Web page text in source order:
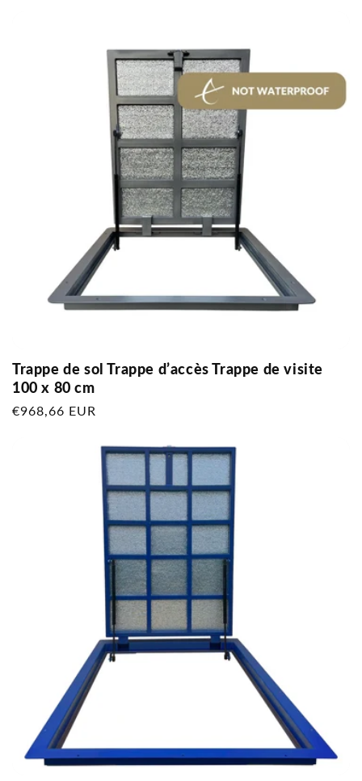
Trappe de sol Trappe d’accès Trappe de visite
100 x 80 cm
Prix
€968,66 EUR